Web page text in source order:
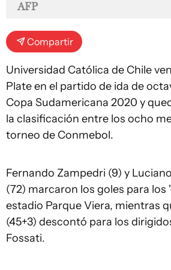
AFP
Compartir
Universidad Católica de Chile
Plate en el partido de ida de
Copa Sudamericana 2020 y
la clasificación entre los ocho
torneo de Conmebol.
Fernando Zampedri (9) y
(72) marcaron los goles para los
estadio Parque Viera, mientras
(45+3) descontó para los
Fossati.